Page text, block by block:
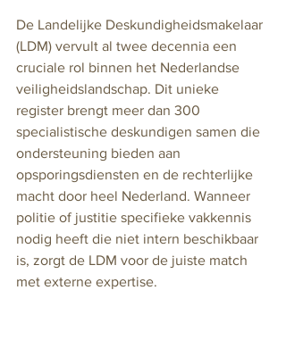
De Landelijke Deskundigheidsmakelaar
(LDM) vervult al twee decennia een
cruciale rol binnen het Nederlandse
veiligheidslandschap. Dit unieke
register brengt meer dan 300
specialistische deskundigen samen die
ondersteuning bieden aan
opsporingsdiensten en de rechterlijke
macht door heel Nederland. Wanneer
politie of justitie specifieke vakkennis
nodig heeft die niet intern beschikbaar
is, zorgt de LDM voor de juiste match
met externe expertise.